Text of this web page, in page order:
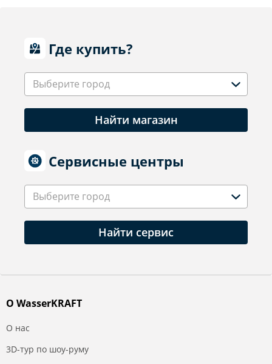
Где купить?
Выберите город
Найти магазин
Сервисные центры
Выберите город
Найти сервис
О WasserKRAFT
О нас
3D-тур по шоу-руму